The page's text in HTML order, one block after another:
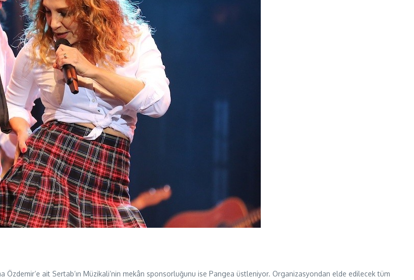
ait Sertab’ın Müzikali’nin mekân sponsorluğunu ise Pangea üstleniyor. Organizasyondan elde edilecek tüm